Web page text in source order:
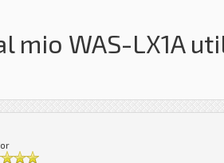
mio WAS-LX1A